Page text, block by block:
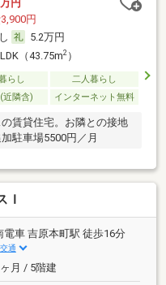
万円
円
5.2万円
（43.75m2）
らし
二人暮らし
近隣含) インターネット無料
賃貸住宅。お隣との接地
駐車場5500円／月
Ｉ
電車 吉原本町駅 徒歩16分
通
月 / 5階建